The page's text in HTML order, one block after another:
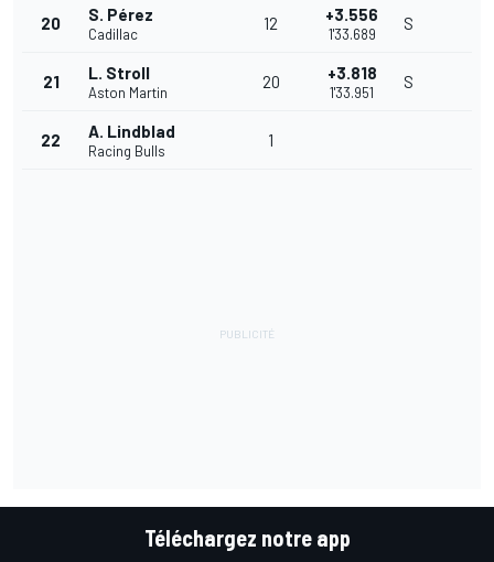
20 S. Pérez
Cadillac
12 +3.556
1'33.689
S
21 L. Stroll
Aston Martin
20 +3.818
1'33.951
S
22 A. Lindblad
Racing Bulls
1
Téléchargez notre app